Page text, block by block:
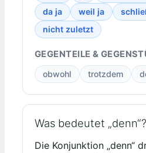
da ja
weil ja
nicht zuletzt
GEGENTEILE &
obwohl trotzdem
Was bedeutet „denn“?
Die Konjunktion „denn“